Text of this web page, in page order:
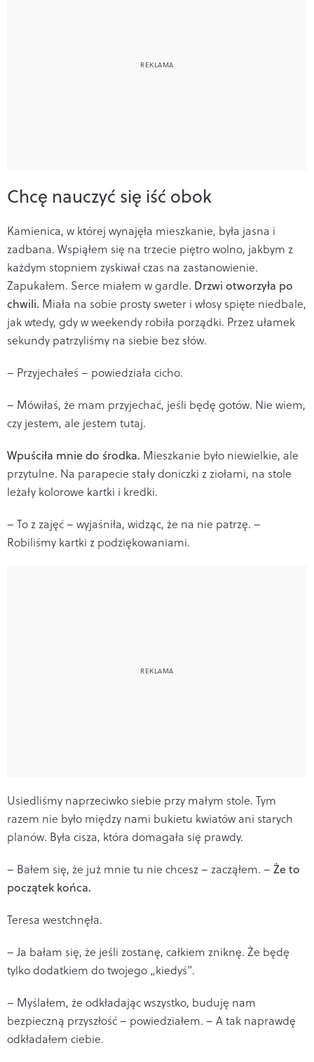
Chcę nauczyć się iść obok
Kamienica, w której wynajęła mieszkanie, była jasna i
zadbana. Wspiąłem się na trzecie piętro wolno, jakbym z
każdym stopniem zyskiwał czas na zastanowienie.
Zapukałem. Serce miałem w gardle. Drzwi otworzyła po
chwili. Miała na sobie prosty sweter i włosy spięte niedbale,
jak wtedy, gdy w weekendy robiła porządki. Przez ułamek
sekundy patrzyliśmy na siebie bez słów.
– Przyjechałeś – powiedziała cicho.
– Mówiłaś, że mam przyjechać, jeśli będę gotów. Nie wiem,
czy jestem, ale jestem tutaj.
Wpuściła mnie do środka. Mieszkanie było niewielkie, ale
przytulne. Na parapecie stały doniczki z ziołami, na stole
leżały kolorowe kartki i kredki.
– To z zajęć – wyjaśniła, widząc, że na nie patrzę. –
Robiliśmy kartki z podziękowaniami.
Usiedliśmy naprzeciwko siebie przy małym stole. Tym
razem nie było między nami bukietu kwiatów ani starych
planów. Była cisza, która domagała się prawdy.
– Bałem się, że już mnie tu nie chcesz – zacząłem. – Że to
początek końca.
Teresa westchnęła.
– Ja bałam się, że jeśli zostanę, całkiem zniknę. Że będę
tylko dodatkiem do twojego „kiedyś”.
– Myślałem, że odkładając wszystko, buduję nam
bezpieczną przyszłość – powiedziałem. – A tak naprawdę
odkładałem ciebie.